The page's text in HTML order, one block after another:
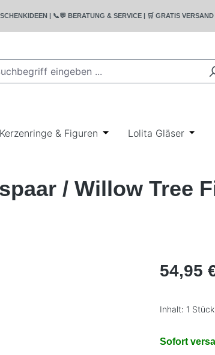
| 📞💬 BERATUNG & SERVICE | 🛒 GRATIS
Disney
Dropdown der Kategorie Geschenkideen
Schließe das Dropdown der Kategorie
Kerzenringe & Figuren Öffne oder Schließe
Lolita Gläser
/ Willow Tree
Regulärer
54,95
Inhalt: 1 Stück
Sofort